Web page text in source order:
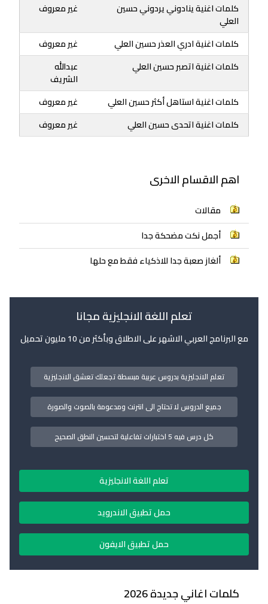
كلمات اغنية ينادوني يردوني حسين
العلي
غير معروف
كلمات اغنية ادري العذر حسين العلي
غير معروف
كلمات اغنية اتصبر حسين العلي
عبدالله
الشريف
كلمات اغنية استاهل أكثر حسين العلي
غير معروف
كلمات اغنية اتحدى حسين العلي
غير معروف
اهم الاقسام الاخرى
مقالات
أجمل نكت مضحكة جدا
ألغاز صعبة جدا للاذكياء فقط مع حلها
تعلم اللغة الانجليزية مجانا
مع البرنامج العربي الاشهر على الاطلاق وبأكثر من 10 مليون تحميل
تعلم الانجليزية بدروس عربية مبسطة تجعلك تعشق الانجليزية
جميع الدروس لا تحتاج الى انترنت ومدعومة بالصوت والصورة
كل درس فيه 5 اختبارات تفاعلية لتحسين النطق الصحيح
تعلم اللغة الانجليزية
حمل تطبيق الاندرويد
حمل تطبيق الايفون
كلمات اغاني جديدة 2026